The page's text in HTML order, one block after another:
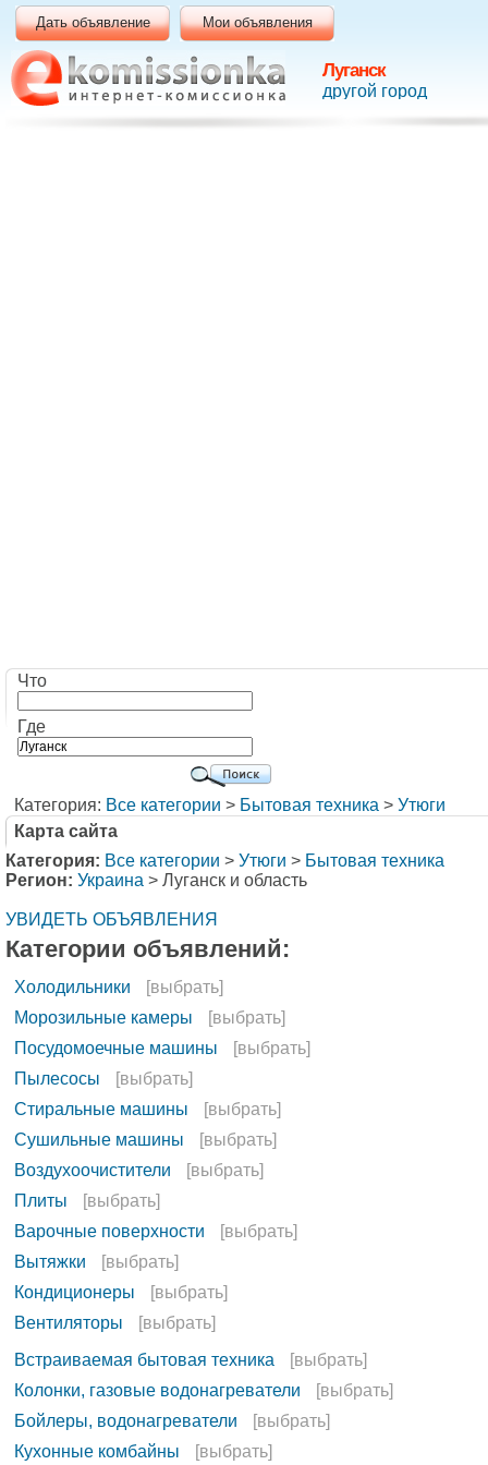
Луганск
другой город
Дать объявление Мои объявления
Что
Где
Категория: Все категории > Бытовая техника > Утюги
Карта сайта
Категория: Все категории > Утюги > Бытовая техника
Регион: Украина > Луганск и область
УВИДЕТЬ ОБЪЯВЛЕНИЯ
Категории объявлений:
Холодильники
[выбрать]
Морозильные камеры
[выбрать]
Посудомоечные машины
[выбрать]
Пылесосы
[выбрать]
Стиральные машины
[выбрать]
Сушильные машины
[выбрать]
Воздухоочистители
[выбрать]
Плиты
[выбрать]
Варочные поверхности
[выбрать]
Вытяжки
[выбрать]
Кондиционеры
[выбрать]
Вентиляторы
[выбрать]
Встраиваемая бытовая техника
[выбрать]
Колонки, газовые водонагреватели
[выбрать]
Бойлеры, водонагреватели
[выбрать]
Кухонные комбайны
[выбрать]